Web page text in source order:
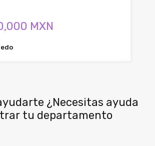
MXN
¿Necesitas ayuda
tu departamento